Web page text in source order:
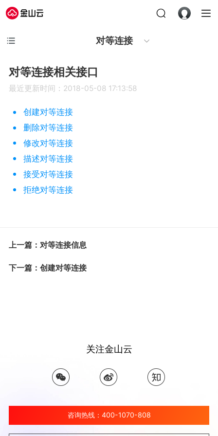
对等连接
对等连接相关接口
最近更新时间：2018-05-08 17:13:58
创建对等连接
删除对等连接
修改对等连接
描述对等连接
接受对等连接
拒绝对等连接
上一篇：对等连接信息
下一篇：创建对等连接
关注金山云
咨询热线：400-1070-808